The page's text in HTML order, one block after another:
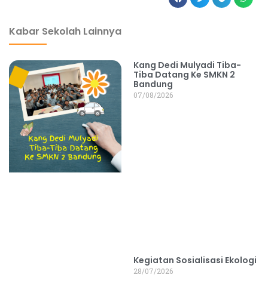
Kabar Sekolah Lainnya
Kang Dedi Mulyadi Tiba-
Tiba Datang Ke SMKN 2
Bandung
07/08/2026
Kegiatan Sosialisasi Ekologi
28/07/2026